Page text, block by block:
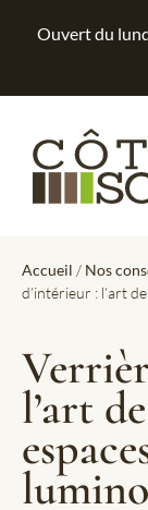
Ouvert du
Accueil / Nos
d’intérieur : l’art
l’art